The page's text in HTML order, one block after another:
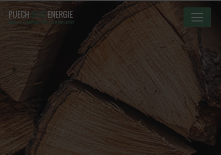
Panneau de gestion des cookies